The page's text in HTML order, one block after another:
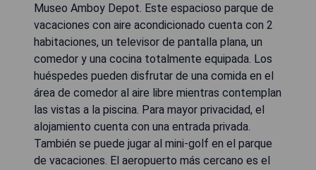
Museo Amboy Depot. Este espacioso parque de
vacaciones con aire acondicionado cuenta con 2
habitaciones, un televisor de pantalla plana, un
comedor y una cocina totalmente equipada. Los
huéspedes pueden disfrutar de una comida en el
área de comedor al aire libre mientras contemplan
las vistas a la piscina. Para mayor privacidad, el
alojamiento cuenta con una entrada privada.
También se puede jugar al mini-golf en el parque
de vacaciones. El aeropuerto más cercano es el